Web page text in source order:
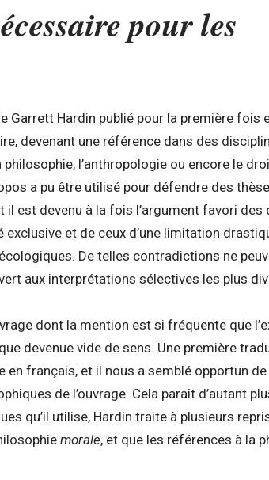
pour les
Garrett Hardin publié pour la première fois
devenant une référence dans des
philosophie, l’anthropologie ou encore le
a pu être utilisé pour défendre des
est devenu à la fois l’argument favori des
et de ceux d’une limitation
De telles contradictions ne
aux interprétations sélectives les plus
dont la mention est si fréquente que
devenue vide de sens. Une première
en français, et il nous a semblé opportun
de l’ouvrage. Cela paraît d’autant
qu’il utilise, Hardin traite à plusieurs
morale, et que les références à la